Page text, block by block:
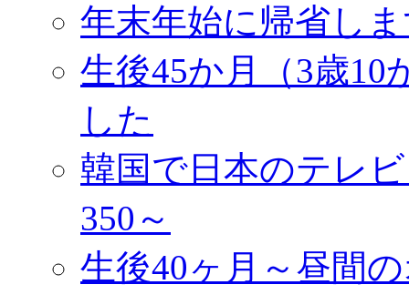
年末年始に帰省し
生後45か月（3歳10
した
韓国で日本のテレ
350～
生後40ヶ月～昼間